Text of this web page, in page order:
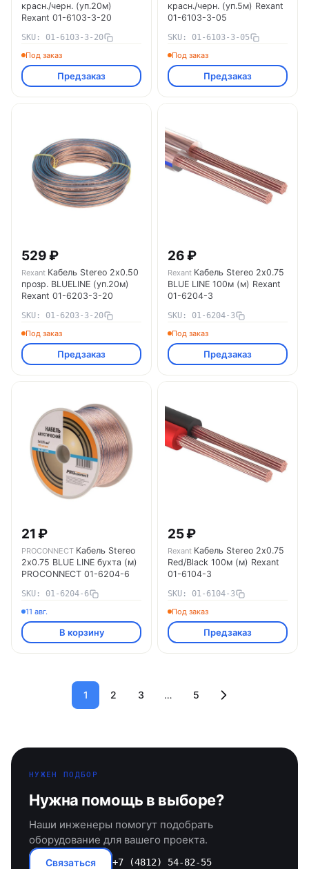
красн./черн. (уп.20м)
Rexant 01-6103-3-20
SKU: 01-6103-3-20
Под заказ
Предзаказ
красн./черн. (уп.5м) Rexant
01-6103-3-05
SKU: 01-6103-3-05
Под заказ
Предзаказ
529 ₽
Rexant Кабель Stereo 2х0.50
прозр. BLUELINE (уп.20м)
Rexant 01-6203-3-20
SKU: 01-6203-3-20
Под заказ
Предзаказ
26 ₽
Rexant Кабель Stereo 2х0.75
BLUE LINE 100м (м) Rexant
01-6204-3
SKU: 01-6204-3
Под заказ
Предзаказ
21 ₽
PROCONNECT Кабель Stereo
2х0.75 BLUE LINE бухта (м)
PROCONNECT 01-6204-6
SKU: 01-6204-6
11 авг.
В корзину
25 ₽
Rexant Кабель Stereo 2х0.75
Red/Black 100м (м) Rexant
01-6104-3
SKU: 01-6104-3
Под заказ
Предзаказ
1 2 3 … 5
НУЖЕН ПОДБОР
Нужна помощь в выборе?
Наши инженеры помогут подобрать
оборудование для вашего проекта.
Связаться +7 (4812) 54-82-55